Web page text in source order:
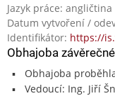
Jazyk práce: angličtina
Datum vytvoření /
Identifikátor: https://
Obhajoba
Obhajoba
Vedoucí: Ing. Jiří